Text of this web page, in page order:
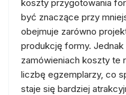
koszty przygotowania
być znaczące przy
obejmuje zarówno
produkcję formy.
zamówieniach koszty te
liczbę egzemplarzy, co
staje się bardziej